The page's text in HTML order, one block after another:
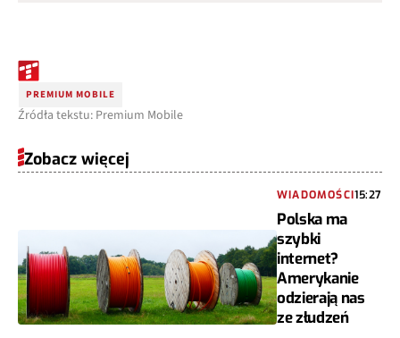
PREMIUM MOBILE
Źródła tekstu: Premium Mobile
Zobacz więcej
WIADOMOŚCI15:27
Polska ma
szybki
internet?
Amerykanie
odzierają nas
ze złudzeń